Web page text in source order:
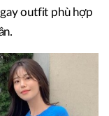
outfit phù hợp